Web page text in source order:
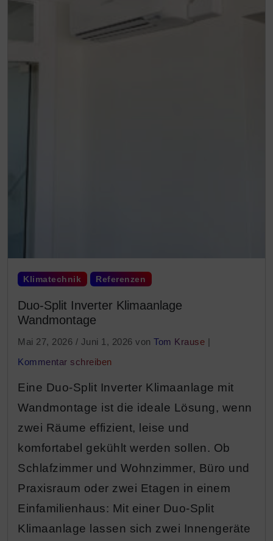
Klimatechnik Referenzen
Duo-Split Inverter Klimaanlage
Wandmontage
Mai 27, 2026 / Juni 1, 2026 von Tom Krause |
Kommentar schreiben
Eine Duo-Split Inverter Klimaanlage mit
Wandmontage ist die ideale Lösung, wenn
zwei Räume effizient, leise und
komfortabel gekühlt werden sollen. Ob
Schlafzimmer und Wohnzimmer, Büro und
Praxisraum oder zwei Etagen in einem
Einfamilienhaus: Mit einer Duo-Split
Klimaanlage lassen sich zwei Innengeräte